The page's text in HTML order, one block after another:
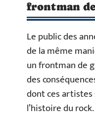
frontman
Le public des
de la même
un frontman de
des
dont ces artistes
l’histoire du rock.